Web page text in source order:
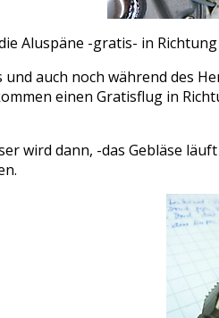
Aluspäne -gratis- in
auch noch während des
einen Gratisflug in
wird dann, -das Gebläse